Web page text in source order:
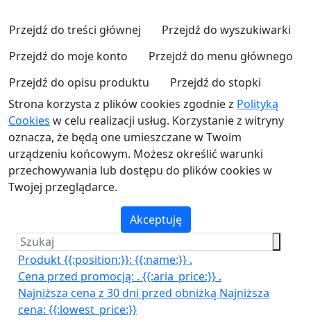
Przejdź do treści głównej
Przejdź do wyszukiwarki
Przejdź do moje konto
Przejdź do menu głównego
Przejdź do opisu produktu
Przejdź do stopki
Strona korzysta z plików cookies zgodnie z Polityką
Cookies w celu realizacji usług. Korzystanie z witryny
oznacza, że będą one umieszczane w Twoim
urządzeniu końcowym. Możesz określić warunki
przechowywania lub dostępu do plików cookies w
Twojej przeglądarce.
Akceptuję
Produkt {{:position:}}: {{:name:}} .
Cena przed promocją: . {{:aria_price:}} .
Najniższa cena z 30 dni przed obniżką Najniższa
cena: {{:lowest_price:}}